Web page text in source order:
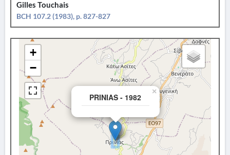
Gilles Touchais
BCH 107.2 (1983), p. 827-827
PRINIAS - 1982
×
+
−